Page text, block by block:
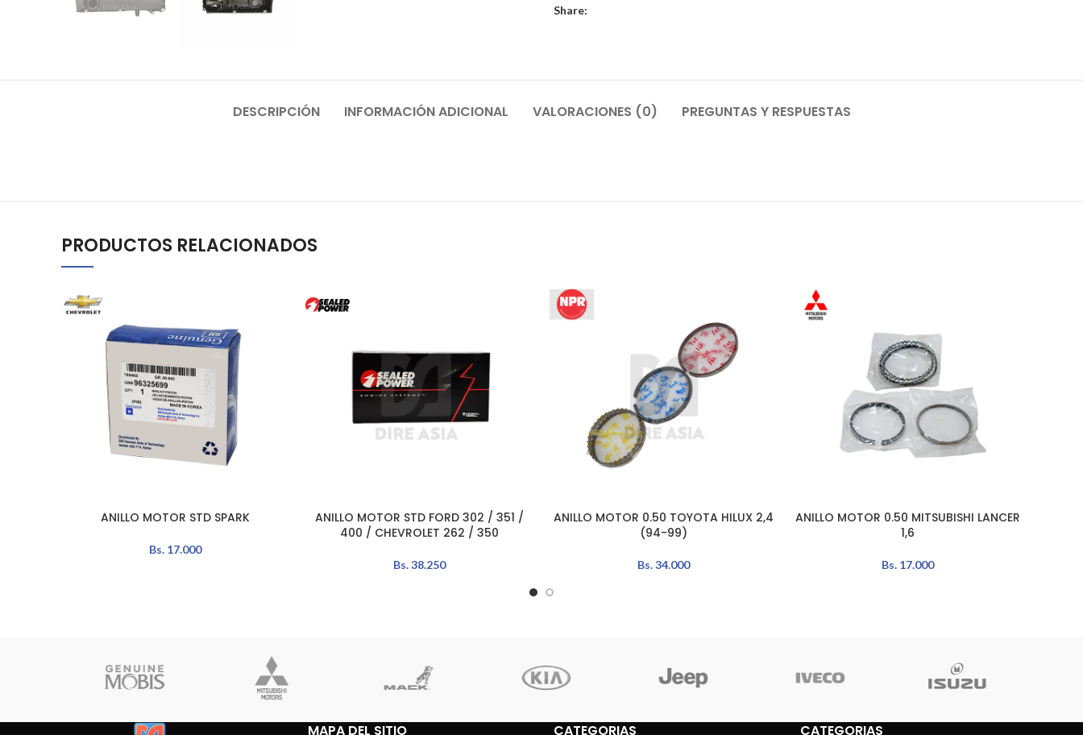
Share:
DESCRIPCIÓN INFORMACIÓN ADICIONAL VALORACIONES (0) PREGUNTAS Y RESPUESTAS
PRODUCTOS RELACIONADOS
AÑADIR AL CARRITO
ANILLO MOTOR STD SPARK
Bs. 17.000
AÑADIR AL CARRITO
ANILLO MOTOR STD FORD 302 / 351 /
400 / CHEVROLET 262 / 350
Bs.38.250
AÑADIR AL CARRITO
ANILLO MOTOR 0.50 TOYOTA HILUX 2,4
(94-99)
Bs.34.000
AÑADIR AL CARRITO
ANILLO MOTOR 0.50 MITSUBISHI LANCER
1,6
Bs. 17.000
MAPA DEL SITIO CATEGORIAS CATEGORIAS